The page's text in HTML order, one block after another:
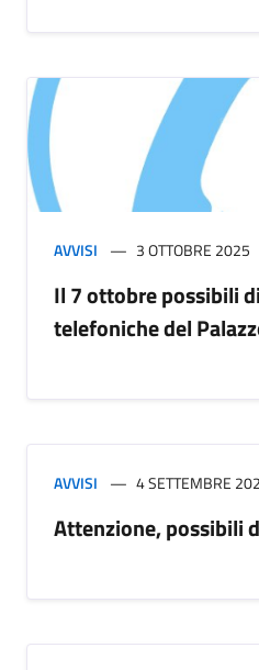
AVVISI 3 OTTOBRE 2025
Il 7 ottobre possibili
telefoniche del
AVVISI 4 SETTEMBRE
Attenzione, possibili